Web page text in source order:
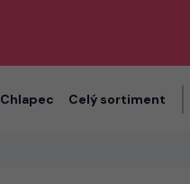
Chlapec Celý sortiment